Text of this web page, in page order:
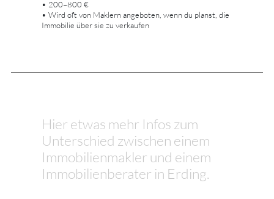
• 200–800 €
• Wird oft von Maklern angeboten, wenn du planst, die
Immobilie über sie zu verkaufen
Hier etwas mehr Infos zum
Unterschied zwischen einem
Immobilienmakler und einem
Immobilienberater in Erding.